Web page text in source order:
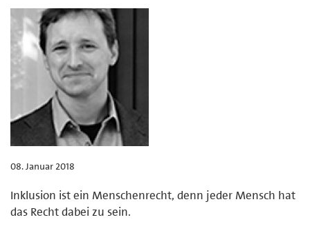
08. Januar 2018
Inklusion ist ein Menschenrecht, denn jeder Mensch hat
das Recht dabei zu sein.